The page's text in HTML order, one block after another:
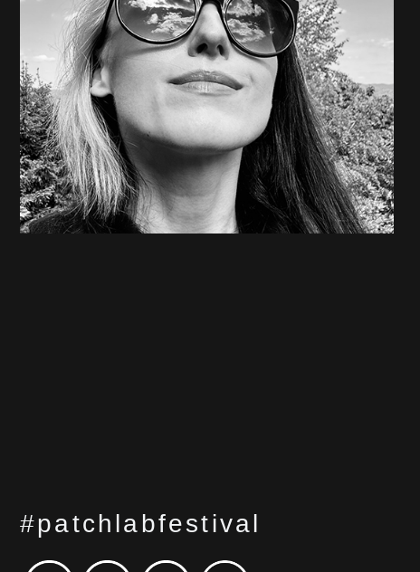
#patchlabfestival